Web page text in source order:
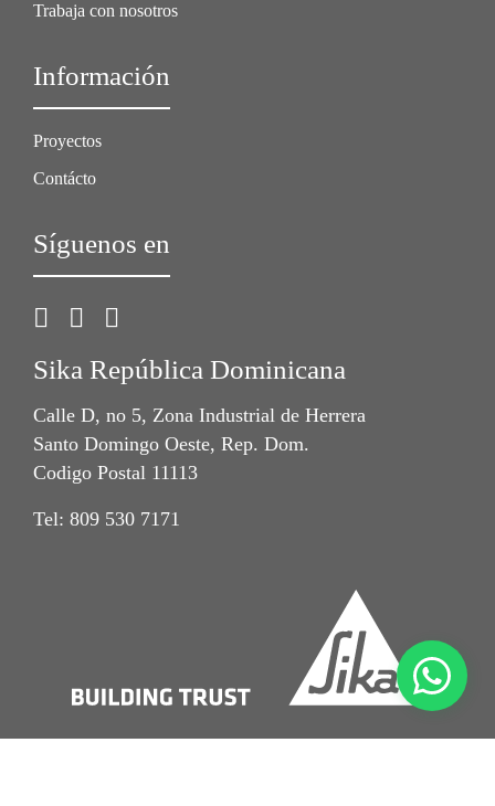
Trabaja con nosotros
Información
Proyectos
Contácto
Síguenos en
Sika República Dominicana
Calle D, no 5, Zona Industrial de Herrera
Santo Domingo Oeste, Rep. Dom.
Codigo Postal 11113
Tel: 809 530 7171